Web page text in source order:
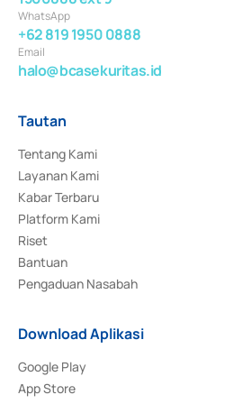
WhatsApp
+62 819 1950 0888
Email
halo@bcasekuritas.id
Tautan
Tentang Kami
Layanan Kami
Kabar Terbaru
Platform Kami
Riset
Bantuan
Pengaduan Nasabah
Download Aplikasi
Google Play
App Store